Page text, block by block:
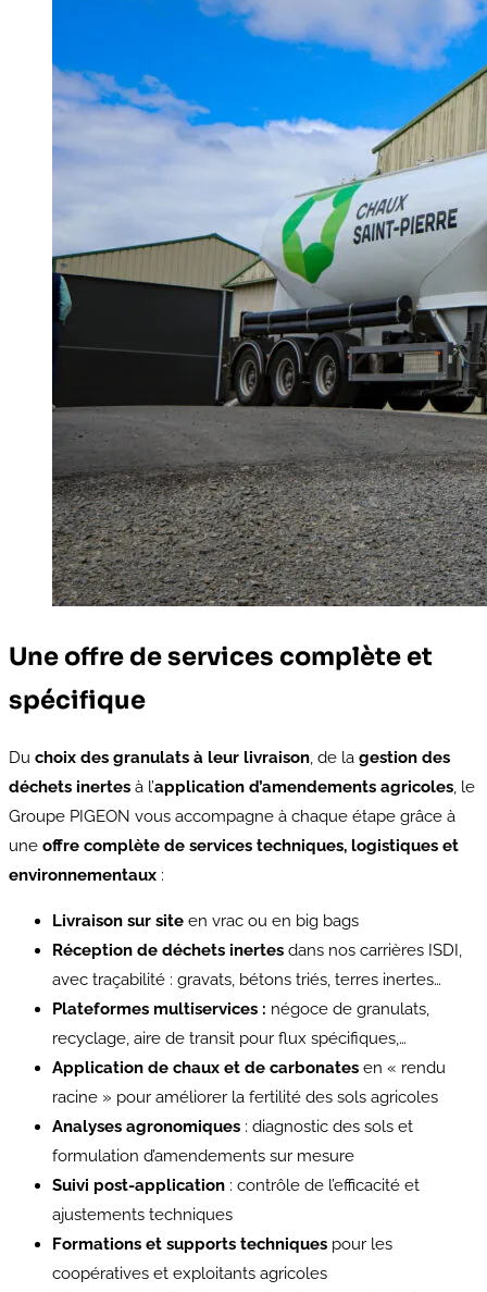
Une offre de services complète et
spécifique
Du choix des granulats à leur livraison, de la gestion des
déchets inertes à l’application d’amendements agricoles, le
Groupe PIGEON vous accompagne à chaque étape grâce à
une offre complète de services techniques, logistiques et
environnementaux :
Livraison sur site en vrac ou en big bags
Réception de déchets inertes dans nos carrières ISDI,
avec traçabilité : gravats, bétons triés, terres inertes…
Plateformes multiservices : négoce de granulats,
recyclage, aire de transit pour flux spécifiques,…
Application de chaux et de carbonates en « rendu
racine » pour améliorer la fertilité des sols agricoles
Analyses agronomiques : diagnostic des sols et
formulation d’amendements sur mesure
Suivi post-application : contrôle de l’efficacité et
ajustements techniques
Formations et supports techniques pour les
coopératives et exploitants agricoles